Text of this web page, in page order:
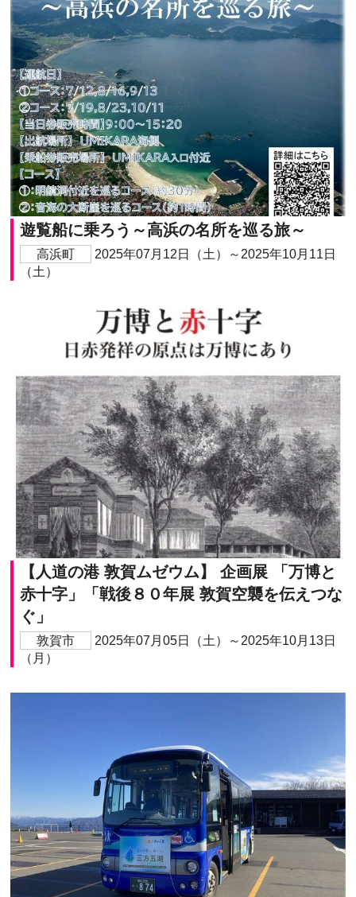
遊覧船に乗ろう～高浜の名所を巡る旅～
高浜町
2025年07月12日（土）～2025年10月11日
（土）
【人道の港 敦賀ムゼウム】 企画展 「万博と
赤十字」「戦後８０年展 敦賀空襲を伝えつな
ぐ」
敦賀市
2025年07月05日（土）～2025年10月13日
（月）